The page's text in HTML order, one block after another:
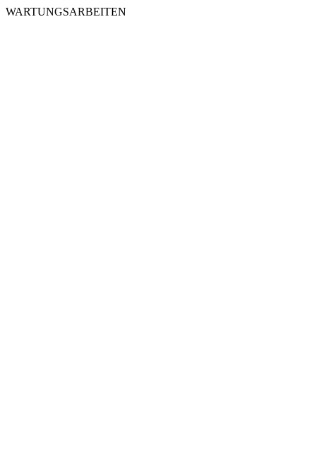
WARTUNGSARBEITEN